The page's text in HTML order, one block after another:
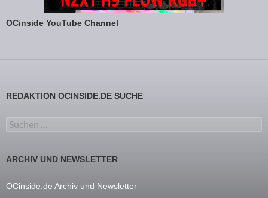
OCinside YouTube Channel
REDAKTION OCINSIDE.DE SUCHE
Suchen nach:
ARCHIV UND NEWSLETTER
OCinside.de Archiv und Newsletter